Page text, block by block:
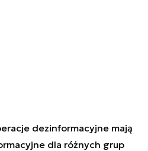
dezinformacyjne mają
dla różnych grup